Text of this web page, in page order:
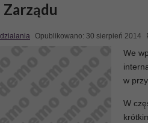
Zarządu
Opublikowano: 30 sierpień 2014
We
w
W